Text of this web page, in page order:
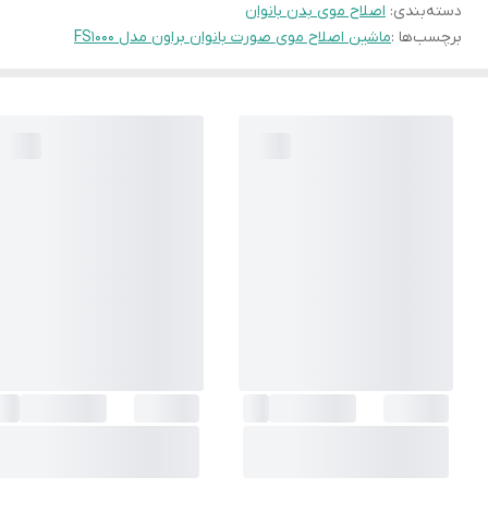
دسته‌بندی: اصلاح موی بدن بانوان
برچسب‌ها :ماشین اصلاح موی صورت بانوان براون مدل FS1000